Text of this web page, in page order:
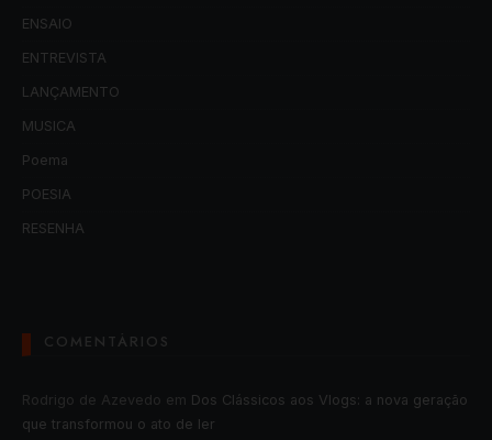
ENSAIO
ENTREVISTA
LANÇAMENTO
MUSICA
Poema
POESIA
RESENHA
COMENTÁRIOS
Rodrigo de Azevedo em Dos Clássicos aos Vlogs: a nova geração
que transformou o ato de ler